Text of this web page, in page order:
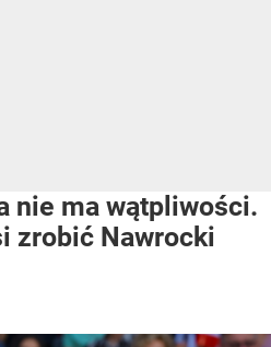
nie ma wątpliwości.
zrobić Nawrocki